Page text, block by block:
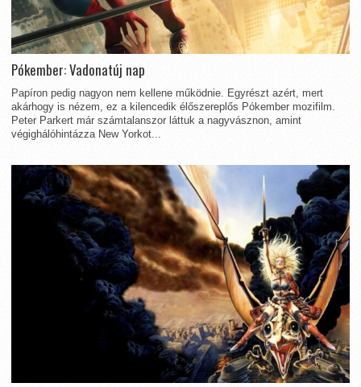
Pókember: Vadonatúj nap
Papíron pedig nagyon nem kellene működnie. Egyrészt azért, mert
akárhogy is nézem, ez a kilencedik élőszereplős Pókember mozifilm.
Peter Parkert már számtalanszor láttuk a nagyvásznon, amint
végighálóhintázza New Yorkot...